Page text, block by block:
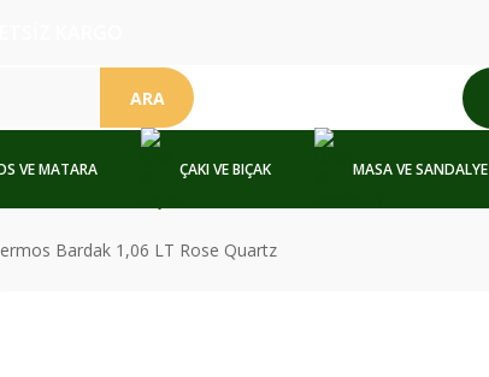
ARA
VE MATARA ÇAKI VE BIÇAK MASA VE SANDALYE
Bardak 1,06 LT Rose Quartz